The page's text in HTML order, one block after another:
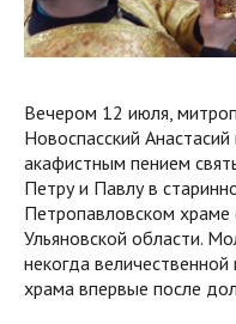
Вечером 12 июля,
Новоспасский
акафистным пением
Петру и Павлу в
Петропавловском
Ульяновской области.
некогда
храма впервые после